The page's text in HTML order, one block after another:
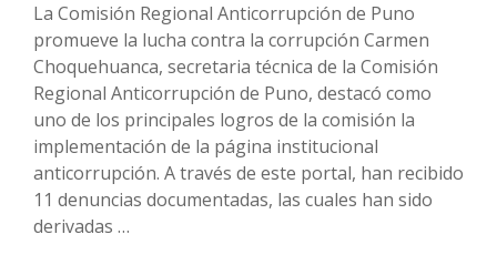
La Comisión Regional Anticorrupción de Puno
promueve la lucha contra la corrupción Carmen
Choquehuanca, secretaria técnica de la Comisión
Regional Anticorrupción de Puno, destacó como
uno de los principales logros de la comisión la
implementación de la página institucional
anticorrupción. A través de este portal, han recibido
11 denuncias documentadas, las cuales han sido
derivadas …